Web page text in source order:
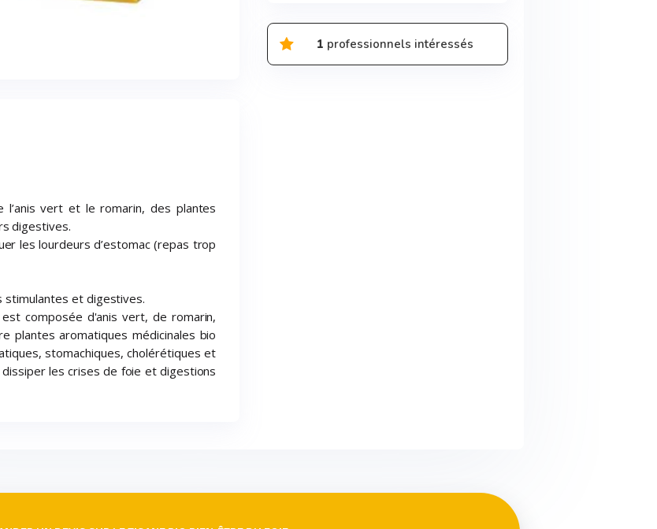
l’anis vert et le romarin, des plantes
digestives.
les lourdeurs d’estomac (repas trop
stimulantes et digestives.
composée d'anis vert, de romarin,
plantes aromatiques médicinales bio
stomachiques, cholérétiques et
les crises de foie et digestions
1 professionnels intéressés